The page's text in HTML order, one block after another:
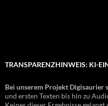
TRANSPARENZHINWEIS: KI-
Bei unserem Projekt Digisaurier
und ersten Texten bis hin zu